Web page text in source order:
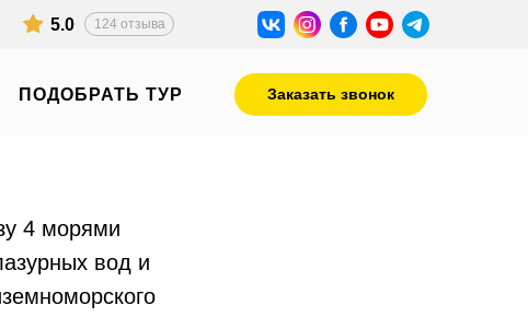
5.0 124 отзыва
ПОДОБРАТЬ ТУР Заказать звонок
4 морями
вод и